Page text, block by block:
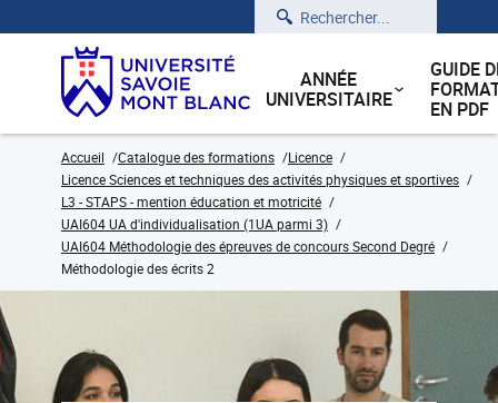
Rechercher
ANNÉE
UNIVERSITAIRE
GUIDE
EN PDF
Accueil Catalogue des formations
Licence
Licence Sciences et techniques des activités physiques et sportives
L3 - STAPS - mention éducation et motricité
UAI604 UA d'individualisation (1UA parmi 3)
UAI604 Méthodologie des épreuves de concours Second Degré
Méthodologie des écrits 2